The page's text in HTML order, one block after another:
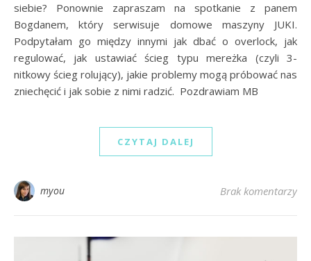
siebie? Ponownie zapraszam na spotkanie z panem
Bogdanem, który serwisuje domowe maszyny JUKI.
Podpytałam go między innymi jak dbać o overlock, jak
regulować, jak ustawiać ścieg typu mereżka (czyli 3-
nitkowy ścieg rolujący), jakie problemy mogą próbować nas
zniechęcić i jak sobie z nimi radzić. Pozdrawiam MB
CZYTAJ DALEJ
myou Brak komentarzy